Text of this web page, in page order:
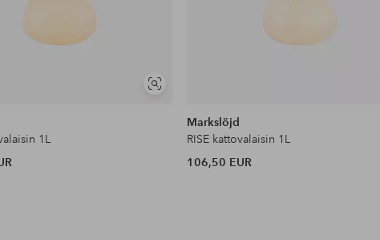
Näytä
1L
Markslöjd
RISE kattovalaisin 1L
106,50 EUR